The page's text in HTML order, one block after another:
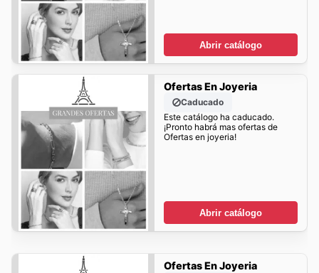
Abrir catálogo
Ofertas En Joyeria
Caducado
Este catálogo ha caducado.
¡Pronto habrá mas ofertas de
Ofertas en joyeria!
Abrir catálogo
Ofertas En Joyeria